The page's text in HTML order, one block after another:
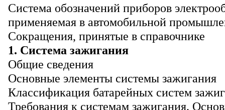
Система обозначений приборов
применяемая в автомобильной
Сокращения, принятые в справочнике
1. Система зажигания
Общие сведения
Основные элементы системы зажигания
Классификация батарейных систем
Требования к системам зажигания.